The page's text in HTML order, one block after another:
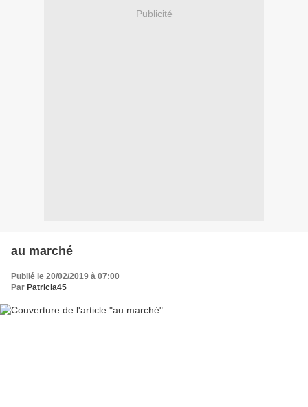
Publicité
au marché
Publié le 20/02/2019 à 07:00
Par Patricia45